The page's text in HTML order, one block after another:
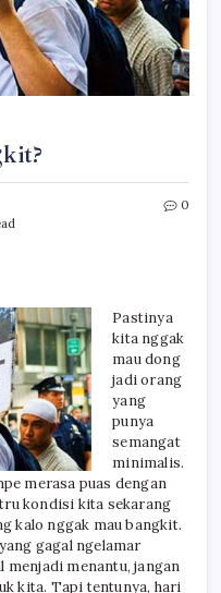
0
Pastinya
kita nggak
mau dong
jadi orang
yang
punya
semangat
minimalis.
merasa puas dengan
kondisi kita sekarang
kalo nggak mau bangkit.
gagal ngelamar
menjadi menantu, jangan
kita. Tapi tentunya, hari